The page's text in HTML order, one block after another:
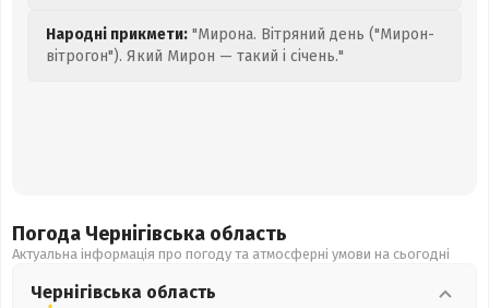
Народні прикмети: "Мирона. Вітряний день ("Мирон-
вітрогон"). Який Мирон — такий і січень."
Погода Чернігівська область
Актуальна інформація про погоду та атмосферні умови на сьогодні
Чернігівська область